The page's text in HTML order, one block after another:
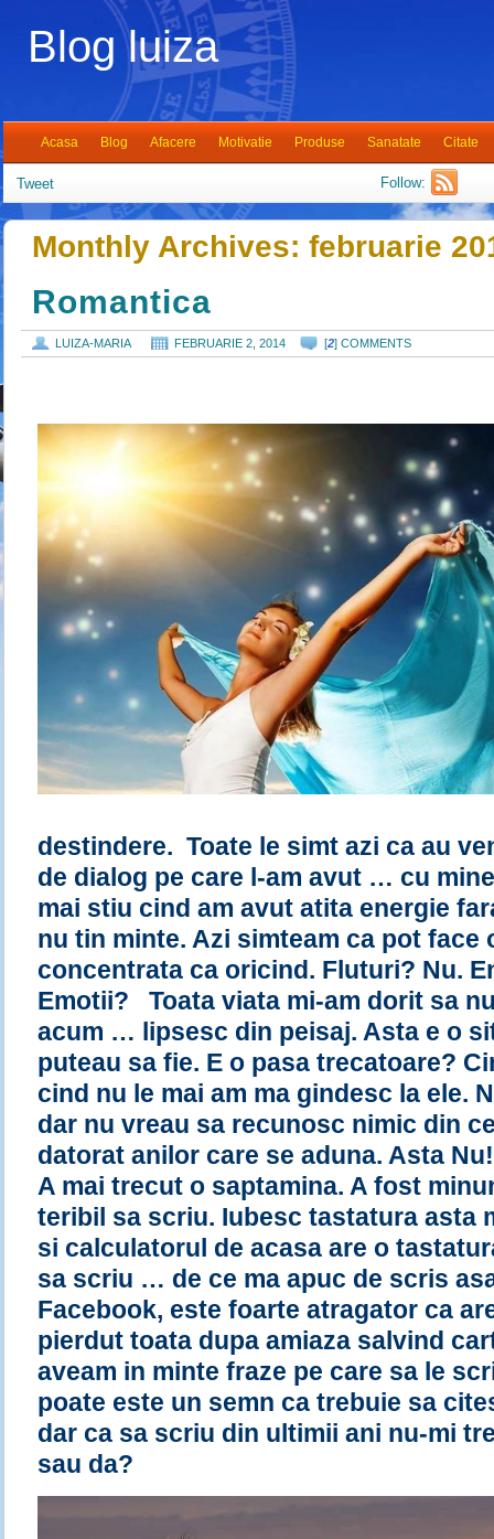
Blog luiza
Acasa Blog Afacere Motivatie Produse Sanatate Citate
Tweet Follow:
Monthly Archives: februarie
Romantica
LUIZA-MARIA FEBRUARIE 2, 2014 [2] COMMENTS
destindere. Toate le simt azi ca au
de dialog pe care l-am avut … cu
mai stiu cind am avut atita energie
nu tin minte. Azi simteam ca pot face
concentrata ca oricind. Fluturi? Nu.
Emotii? Toata viata mi-am dorit sa
acum … lipsesc din peisaj. Asta e o
puteau sa fie. E o pasa trecatoare?
cind nu le mai am ma gindesc la ele.
dar nu vreau sa recunosc nimic din
datorat anilor care se aduna. Asta Nu!
A mai trecut o saptamina. A fost
teribil sa scriu. Iubesc tastatura asta
si calculatorul de acasa are o
sa scriu … de ce ma apuc de scris
Facebook, este foarte atragator ca
pierdut toata dupa amiaza salvind
aveam in minte fraze pe care sa le
poate este un semn ca trebuie sa
dar ca sa scriu din ultimii ani nu-mi
sau da?